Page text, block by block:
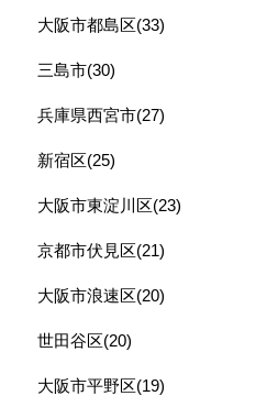
大阪市都島区(33)
三島市(30)
兵庫県西宮市(27)
新宿区(25)
大阪市東淀川区(23)
京都市伏見区(21)
大阪市浪速区(20)
世田谷区(20)
大阪市平野区(19)